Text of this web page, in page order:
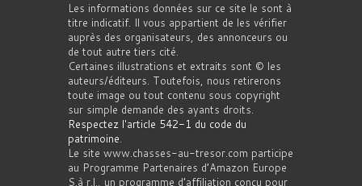
Les informations données sur ce site le sont à
titre indicatif. Il vous appartient de les vérifier
auprès des organisateurs, des annonceurs ou
de tout autre tiers cité.
Certaines illustrations et extraits sont © les
auteurs/éditeurs. Toutefois, nous retirerons
toute image ou tout contenu sous copyright
sur simple demande des ayants droits.
Respectez l'article 542-1 du code du
patrimoine.
Le site www.chasses-au-tresor.com participe
au Programme Partenaires d’Amazon Europe
S.à r.l., un programme d’affiliation conçu pour